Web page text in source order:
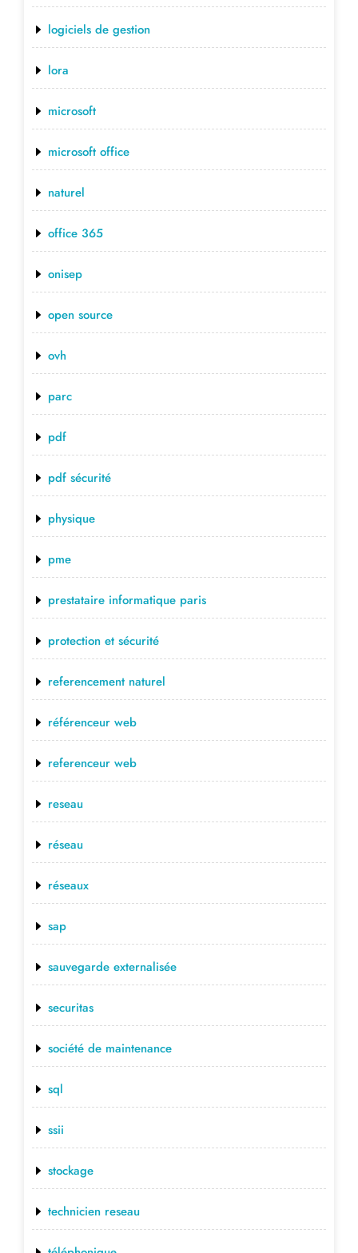
logiciels de gestion
lora
microsoft
microsoft office
naturel
office 365
onisep
open source
ovh
parc
pdf
pdf sécurité
physique
pme
prestataire informatique paris
protection et sécurité
referencement naturel
référenceur web
referenceur web
reseau
réseau
réseaux
sap
sauvegarde externalisée
securitas
société de maintenance
sql
ssii
stockage
technicien reseau